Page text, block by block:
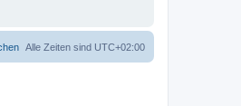
Alle Zeiten sind UTC+02:00